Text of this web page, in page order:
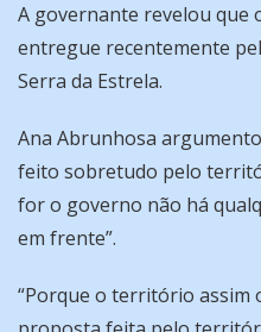
A governante revelou que
entregue recentemente
Serra da Estrela.
Ana Abrunhosa
feito sobretudo pelo
for o governo não há
em frente”.
“Porque o território assim